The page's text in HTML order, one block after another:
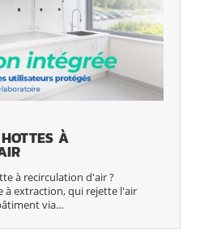
À
à recirculation d'air ?
extraction, qui rejette l'air
via...